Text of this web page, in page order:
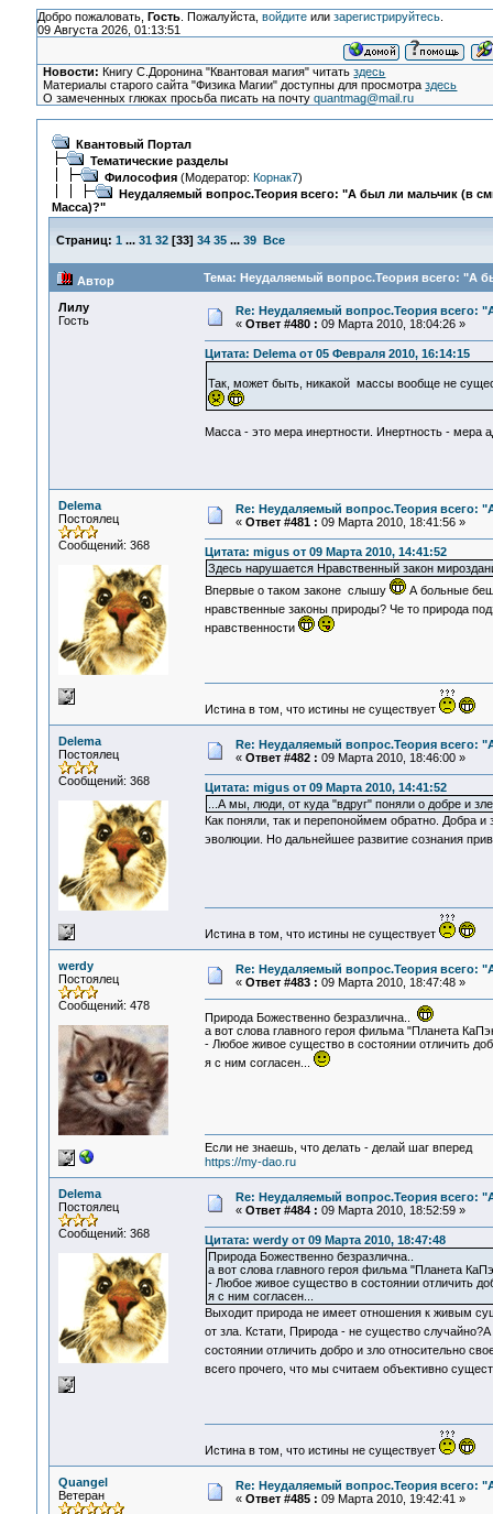
Добро пожаловать, Гость. Пожалуйста, войдитеили зарегистрируйтесь.
09 Августа 2026, 01:13:51
Новости: Книгу С.Доронина "Квантовая магия" читатьздесь
Материалы старого сайта "Физика Магии" доступны для просмотраздесь
О замеченных глюках просьба писать на почтуquantmag@mail.ru
Квантовый Портал
Тематические разделы
Философия(Модератор: Корнак7)
Неудаляемый вопрос.Теория всего: "А был ли мальчик (в
Масса)?"
Страниц: 1 ... 31 32[33] 34 35 ... 39 Все
Автор Тема: Неудаляемый вопрос.Теория всего: "А
Лилу
Гость
Re: Неудаляемый вопрос.Теория всего:
« Ответ #480 : 09 Марта 2010, 18:04:26 »
Цитата: Delema от 05 Февраля 2010, 16:14:15
Так, может быть, никакой массы вообще не
Масса - это мера инертности. Инертность - мера
Delema
Постоялец
Сообщений: 368
Re: Неудаляемый вопрос.Теория всего:
« Ответ #481 : 09 Марта 2010, 18:41:56 »
Цитата: migus от 09 Марта 2010, 14:41:52
Здесь нарушается Нравственный закон
Впервые о таком законе слышу
А больные
нравственные законы природы? Че то природа
нравственности
Истина в том, что истины не существует
Delema
Постоялец
Сообщений: 368
Re: Неудаляемый вопрос.Теория всего:
« Ответ #482 : 09 Марта 2010, 18:46:00 »
Цитата: migus от 09 Марта 2010, 14:41:52
...А мы, люди, от куда "вдруг" поняли о добре и
Как поняли, так и перепоноймем обратно. Добра
эволюции. Но дальнейшее развитие сознания
Истина в том, что истины не существует
werdy
Постоялец
Сообщений: 478
Re: Неудаляемый вопрос.Теория всего:
« Ответ #483 : 09 Марта 2010, 18:47:48 »
Природа Божественно безразлична..
а вот слова главного героя фильма "Планета
- Любое живое существо в состоянии отличить
я с ним согласен...
Если не знаешь, что делать - делай шаг вперед
https://my-dao.ru
Delema
Постоялец
Сообщений: 368
Re: Неудаляемый вопрос.Теория всего:
« Ответ #484 : 09 Марта 2010, 18:52:59 »
Цитата: werdy от 09 Марта 2010, 18:47:48
Природа Божественно безразлична..
а вот слова главного героя фильма "Планета
- Любое живое существо в состоянии отличить
я с ним согласен...
Выходит природа не имеет отношения к живым
от зла. Кстати, Природа - не существо
состоянии отличить добро и зло относительно
всего прочего, что мы считаем объективно
Истина в том, что истины не существует
Quangel
Ветеран
Re: Неудаляемый вопрос.Теория всего:
« Ответ #485 : 09 Марта 2010, 19:42:41 »